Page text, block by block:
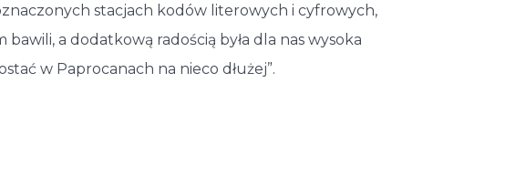
stacjach kodów literowych i cyfrowych,
a dodatkową radością była dla nas wysoka
w Paprocanach na nieco dłużej”.